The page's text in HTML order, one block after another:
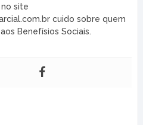
no site
cuido sobre quem
Benefísios Sociais.